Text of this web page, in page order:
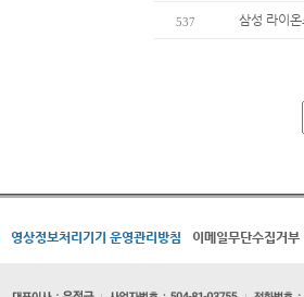
537 삼성 라이
영상정보처리기기 운영관리방침 이메일무단수집거부